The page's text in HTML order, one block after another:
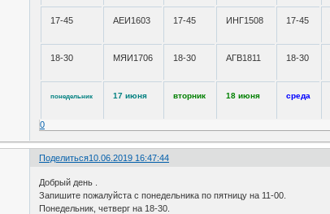
17-45 АЕИ1603 17-45 ИНГ1508 17-45
18-30 МЯИ1706 18-30 АГВ1811 18-30
понедельник 17 июня вторник 18 июня среда
0
Поделиться10.06.2019 16:47:44
Добрый день .
Запишите пожалуйста с понедельника по пятницу на 11-00.
Понедельник, четверг на 18-30.